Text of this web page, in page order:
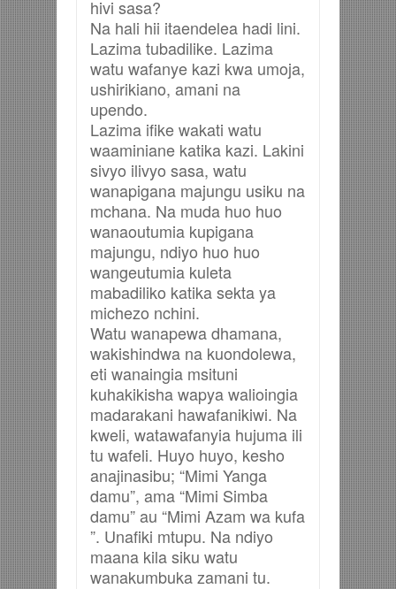
hivi sasa?
Na hali hii itaendelea hadi lini.
Lazima tubadilike. Lazima
watu wafanye kazi kwa umoja,
ushirikiano, amani na
upendo.
Lazima ifike wakati watu
waaminiane katika kazi. Lakini
sivyo ilivyo sasa, watu
wanapigana majungu usiku na
mchana. Na muda huo huo
wanaoutumia kupigana
majungu, ndiyo huo huo
wangeutumia kuleta
mabadiliko katika sekta ya
michezo nchini.
Watu wanapewa dhamana,
wakishindwa na kuondolewa,
eti wanaingia msituni
kuhakikisha wapya walioingia
madarakani hawafanikiwi. Na
kweli, watawafanyia hujuma ili
tu wafeli. Huyo huyo, kesho
anajinasibu; “Mimi Yanga
damu”, ama “Mimi Simba
damu” au “Mimi Azam wa kufa
”. Unafiki mtupu. Na ndiyo
maana kila siku watu
wanakumbuka zamani tu.